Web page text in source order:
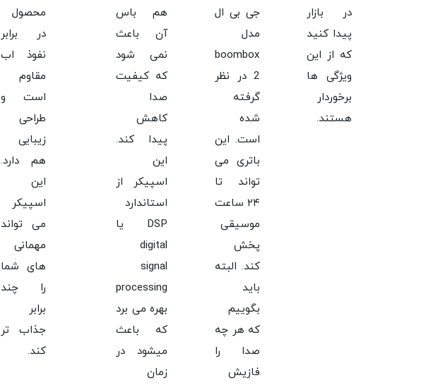
در بازار
پیدا کنید
که از این
ویژگی ها
برخوردار
هستند.
جی بی ال
مدل
boombox
2 در نظر
گرفته
شده
است. این
باتری می
تواند تا
۲۴ ساعت
موسیقی
پخش
کند. البته
باید
بگوییم
که هر چه
صدا را
فازیش
هم باس
آن باعث
نمی شود
که کیفیت
صدا
کاهش
پیدا کند.
این
اسپیکر از
استاندارد
DSP یا
digital
signal
processing
بهره می برد
که باعث
میشود در
زمان
محصول
در برابر
نفوذ اب
مقاوم
است و
طراحی
زیبایی
هم دارد.
این
اسپیکر
می تواند
مهمانی
های شما
را چند
برابر
جذاب تر
کند.